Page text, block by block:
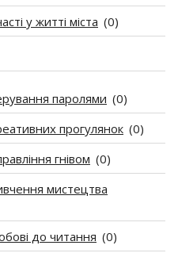
у житті міста (0)
паролями (0)
прогулянок (0)
гнівом (0)
мистецтва
до читання (0)